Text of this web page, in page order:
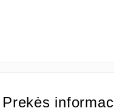
Prekės